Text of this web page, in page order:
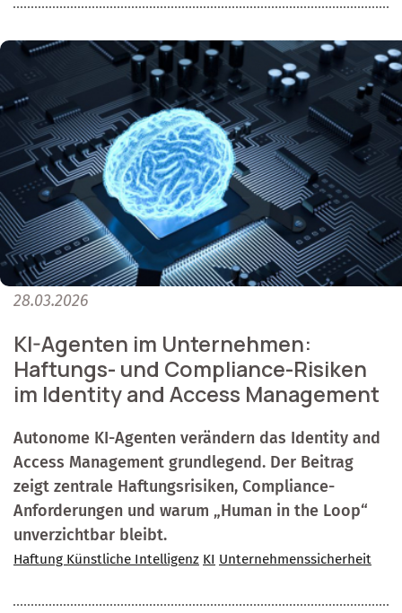
28.03.2026
KI-Agenten im Unternehmen:
Haftungs- und Compliance-Risiken
im Identity and Access Management
Autonome KI-Agenten verändern das Identity and
Access Management grundlegend. Der Beitrag
zeigt zentrale Haftungsrisiken, Compliance-
Anforderungen und warum „Human in the Loop“
unverzichtbar bleibt.
Haftung Künstliche Intelligenz KI Unternehmenssicherheit